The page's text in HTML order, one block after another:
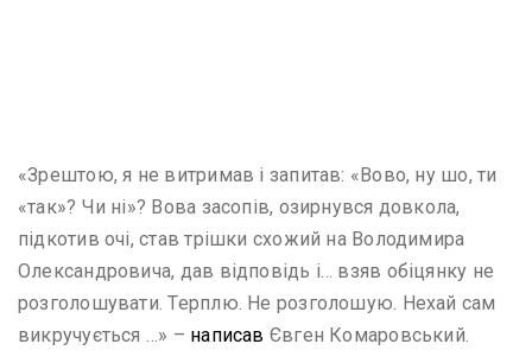
«Зрештою, я не витримав і запитав: «Вово, ну шо, ти
«так»? Чи ні»? Вова засопів, озирнувся довкола,
підкотив очі, став трішки схожий на Володимира
Олександровича, дав відповідь і… взяв обіцянку не
розголошувати. Терплю. Не розголошую. Нехай сам
викручується …» – написав Євген Комаровський.